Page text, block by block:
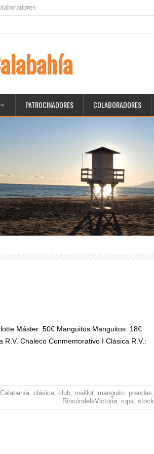
PATROCINADORES COLABORADORES
Máster: 50€ Manguitos Manguitos: 18€
Chaleco Conmemorativo I Clásica R.V.:
, clásica, club, maillot, manguito, prendas,
RincóndelaVictoria, ropa, stock